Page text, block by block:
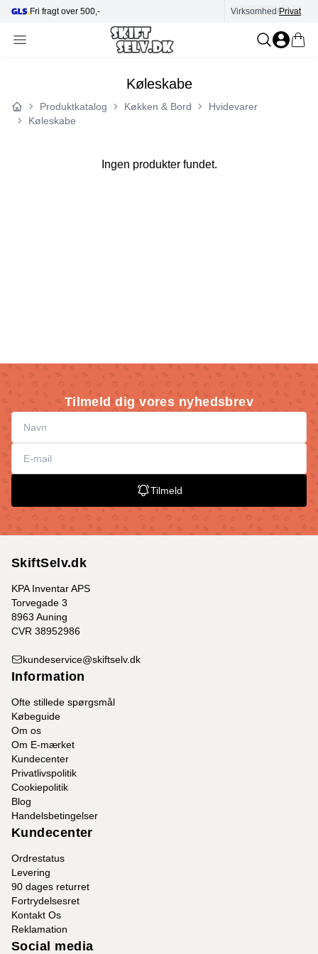
Fri fragt over 500,- Hjælp i kundecenter
Virksomhed/Privat
Køleskabe
Forside
Produktkatalog Køkken & Bord
Hvidevarer
Køleskabe
Ingen produkter fundet.
Tilmeld dig vores nyhedsbrev
Tilmeld
SkiftSelv.dk
KPA Inventar APS
Torvegade 3
8963 Auning
CVR 38952986
kundeservice@skiftselv.dk
Information
Ofte stillede spørgsmål
Købeguide
Om os
Om E-mærket
Kundecenter
Privatlivspolitik
Cookiepolitik
Blog
Handelsbetingelser
Kundecenter
Ordrestatus
Levering
90 dages returret
Fortrydelsesret
Kontakt Os
Reklamation
Social media